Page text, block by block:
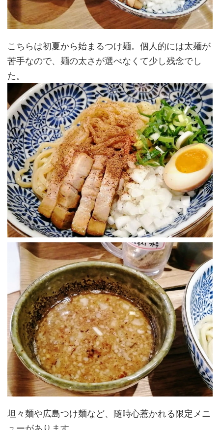
こちらは初夏から始まるつけ麺。個人的には太麺が
苦手なので、麺の太さが選べなくて少し残念でし
た。
坦々麺や広島つけ麺など、随時心惹かれる限定メニ